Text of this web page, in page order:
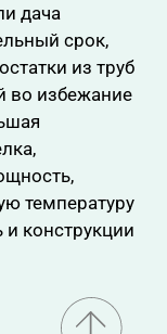
дача
срок,
из труб
во избежание
температуру
конструкции